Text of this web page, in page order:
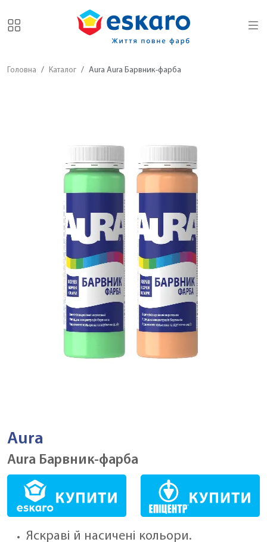
Головна Каталог Aura Aura Барвник-фарба
Aura
Aura Барвник-фарба
Яскраві й насичені кольори.